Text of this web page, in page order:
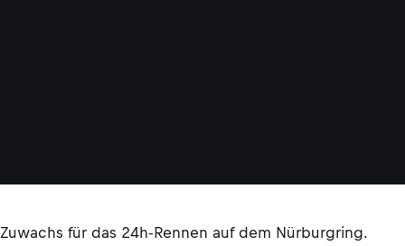
Zuwachs für das 24h-Rennen auf dem Nürburgring.